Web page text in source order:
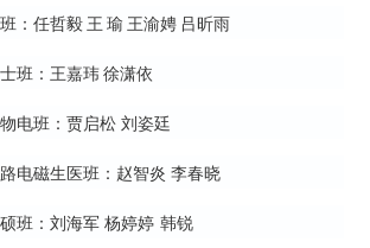
：任哲毅 王 瑜 王渝娉 吕昕雨
班：王嘉玮 徐潇依
物电班：贾启松刘姿廷
路电磁生医班：赵智炎李春晓
硕班：刘海军杨婷婷 韩锐